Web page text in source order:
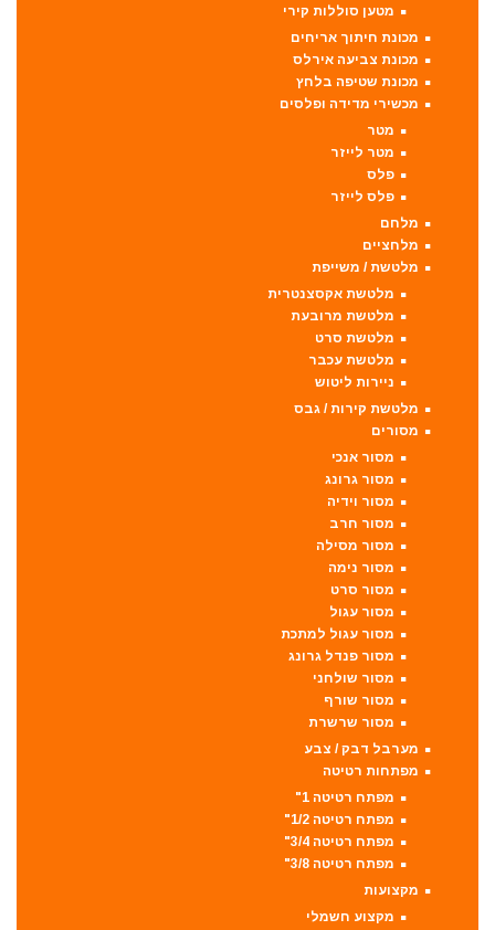
מטען סוללות קירי
מכונת חיתוך אריחים
מכונת צביעה אירלס
מכונת שטיפה בלחץ
מכשירי מדידה ופלסים
מטר
מטר לייזר
פלס
פלס לייזר
מלחם
מלחציים
מלטשת / משייפת
מלטשת אקסצנטרית
מלטשת מרובעת
מלטשת סרט
מלטשת עכבר
ניירות ליטוש
מלטשת קירות / גבס
מסורים
מסור אנכי
מסור גרונג
מסור וידיה
מסור חרב
מסור מסילה
מסור נימה
מסור סרט
מסור עגול
מסור עגול למתכת
מסור פנדל גרונג
מסור שולחני
מסור שורף
מסור שרשרת
מערבל דבק / צבע
מפתחות רטיטה
מפתח רטיטה 1"
מפתח רטיטה 1/2"
מפתח רטיטה 3/4"
מפתח רטיטה 3/8"
מקצועות
מקצוע חשמלי